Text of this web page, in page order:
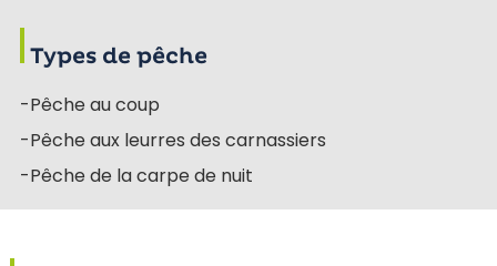
Types de pêche
-Pêche au coup
-Pêche aux leurres des carnassiers
-Pêche de la carpe de nuit